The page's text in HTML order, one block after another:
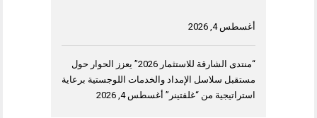
أغسطس 4, 2026
“منتدى الشارقة للاستثمار 2026” يعزز الحوار حول
مستقبل سلاسل الإمداد والخدمات اللوجستية برعاية
استراتيجية من “غلفتينر” أغسطس 4, 2026